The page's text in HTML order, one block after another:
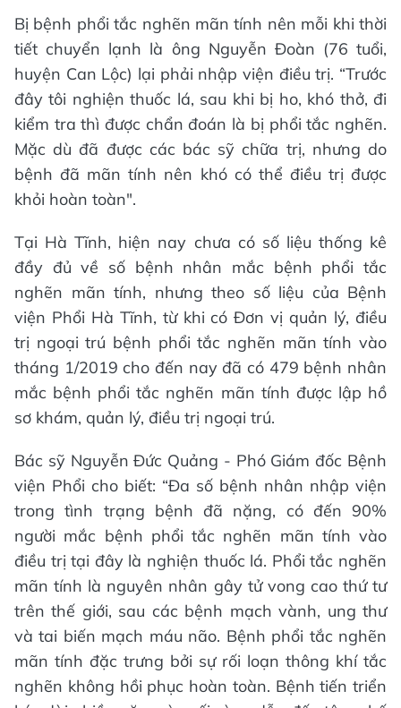
Bị bệnh phổi tắc nghẽn mãn tính nên mỗi khi thời
tiết chuyển lạnh là ông Nguyễn Đoàn (76 tuổi,
huyện Can Lộc) lại phải nhập viện điều trị. “Trước
đây tôi nghiện thuốc lá, sau khi bị ho, khó thở, đi
kiểm tra thì được chẩn đoán là bị phổi tắc nghẽn.
Mặc dù đã được các bác sỹ chữa trị, nhưng do
bệnh đã mãn tính nên khó có thể điều trị được
khỏi hoàn toàn".
Tại Hà Tĩnh, hiện nay chưa có số liệu thống kê
đầy đủ về số bệnh nhân mắc bệnh phổi tắc
nghẽn mãn tính, nhưng theo số liệu của Bệnh
viện Phổi Hà Tĩnh, từ khi có Đơn vị quản lý, điều
trị ngoại trú bệnh phổi tắc nghẽn mãn tính vào
tháng 1/2019 cho đến nay đã có 479 bệnh nhân
mắc bệnh phổi tắc nghẽn mãn tính được lập hồ
sơ khám, quản lý, điều trị ngoại trú.
Bác sỹ Nguyễn Đức Quảng - Phó Giám đốc Bệnh
viện Phổi cho biết: “Đa số bệnh nhân nhập viện
trong tình trạng bệnh đã nặng, có đến 90%
người mắc bệnh phổi tắc nghẽn mãn tính vào
điều trị tại đây là nghiện thuốc lá. Phổi tắc nghẽn
mãn tính là nguyên nhân gây tử vong cao thứ tư
trên thế giới, sau các bệnh mạch vành, ung thư
và tai biến mạch máu não. Bệnh phổi tắc nghẽn
mãn tính đặc trưng bởi sự rối loạn thông khí tắc
nghẽn không hồi phục hoàn toàn. Bệnh tiến triển